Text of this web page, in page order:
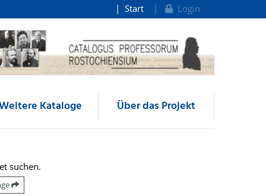
Start Login
Kataloge Über das Projekt
suchen.